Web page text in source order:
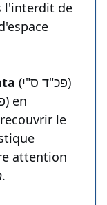
l'interdit de
(פכ"ד ס"י)
le
attention
.